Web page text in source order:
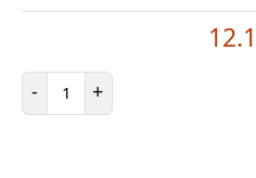
- Počet položiek
+